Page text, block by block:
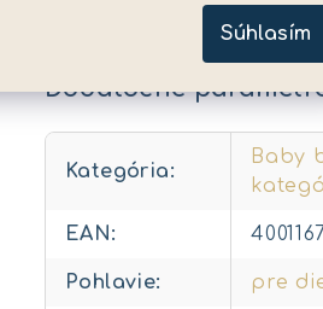
Súhlasím
mesiacov. BABY born
Dodatočné
Kategória:
Baby
EAN:
Pohlavie: pre